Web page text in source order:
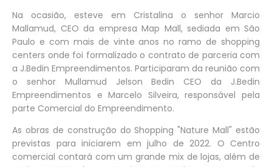
Na ocasião, esteve em Cristalina o senhor Marcio
Mallamud, CEO da empresa Map Mall, sediada em São
Paulo e com mais de vinte anos no ramo de shopping
centers onde foi formalizado o contrato de parceria com
a J.Bedin Empreendimentos. Participaram da reunião com
o senhor Mullamud Jelson Bedin CEO da J.Bedin
Empreendimentos e Marcelo Silveira, responsável pela
parte Comercial do Empreendimento.
As obras de construção do Shopping "Nature Mall" estão
previstas para iniciarem em julho de 2022. O Centro
comercial contará com um grande mix de lojas, além de